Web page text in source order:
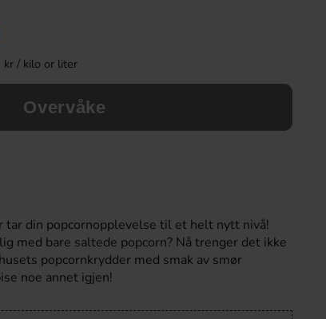
Köp Köp
kr / kilo or liter
Overvåke
tar din popcornopplevelse til et helt nytt nivå!
med bare saltede popcorn? Nå trenger det ikke
popcornkrydder med smak av smør
noe annet igjen!